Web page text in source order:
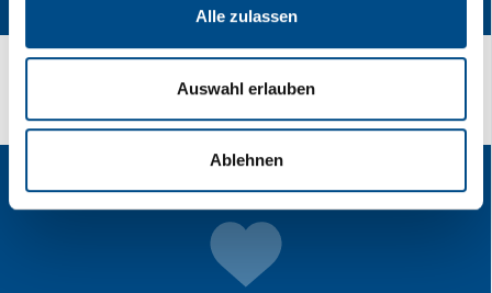
Alle zulassen
Auswahl erlauben
Ablehnen
Anreise